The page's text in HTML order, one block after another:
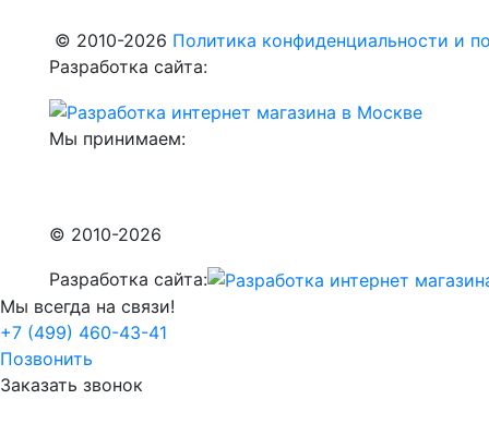
© 2010-2026 Политика конфиденциальности и
Разработка сайта:
Мы принимаем:
© 2010-2026
Разработка сайта:
Мы всегда на связи!
+7 (499) 460-43-41
Позвонить
Заказать звонок